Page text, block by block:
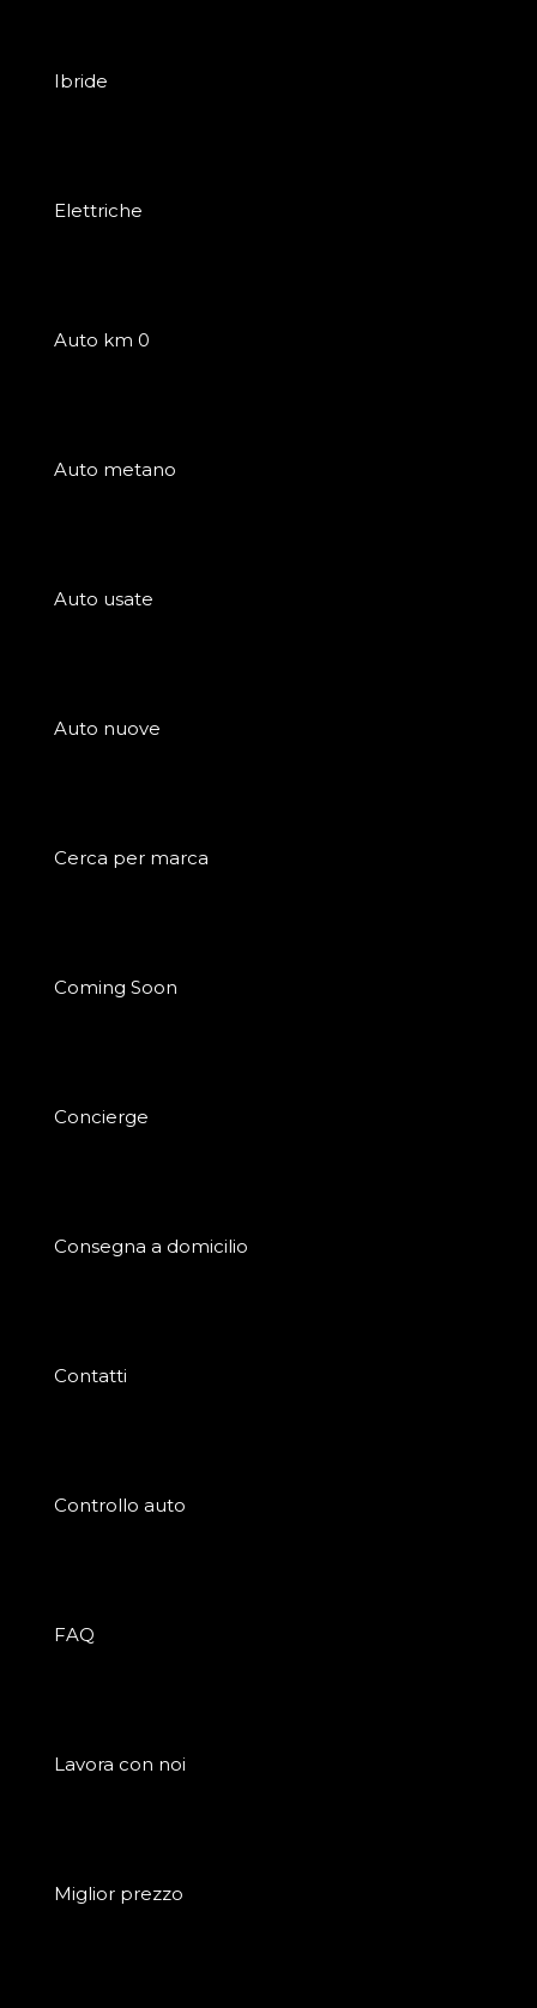
Ibride
Elettriche
Auto km 0
Auto metano
Auto usate
Auto nuove
Cerca per marca
Coming Soon
Concierge
Consegna a domicilio
Contatti
Controllo auto
FAQ
Lavora con noi
Miglior prezzo